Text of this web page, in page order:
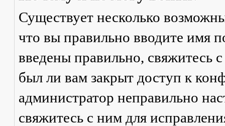
Существует несколько
что вы правильно вводите имя
введены правильно, свяжитесь
был ли вам закрыт доступ к
администратор неправильно
свяжитесь с ним для